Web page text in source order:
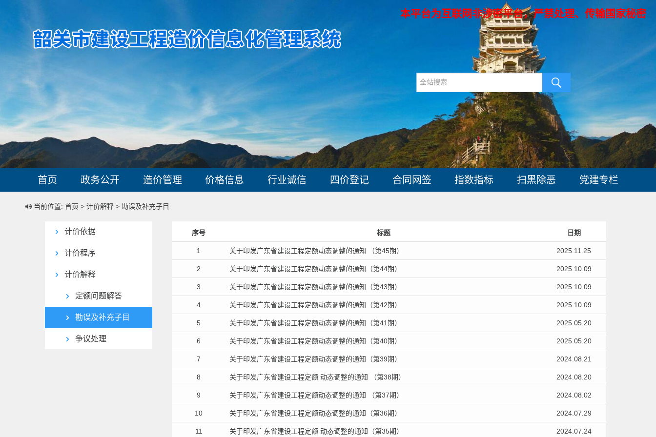
本平台为互联网非涉密平台，严禁处理、传输国家秘密
首页 政务公开 造价管理 价格信息 行业诚信 四价登记 合同网签 指数指标 扫黑除恶 党建专栏
当前位置: 首页 > 计价解释 > 勘误及补充子目
计价依据
计价程序
计价解释
定额问题解答
勘误及补充子目
争议处理
序号 标题 日期
1 关于印发广东省建设工程定额动态调整的通知 （第45期） 2025.11.25
2 关于印发广东省建设工程定额动态调整的通知（第44期） 2025.10.09
3 关于印发广东省建设工程定额动态调整的通知（第43期） 2025.10.09
4 关于印发广东省建设工程定额动态调整的通知（第42期） 2025.10.09
5 关于印发广东省建设工程定额动态调整的通知（第41期） 2025.05.20
6 关于印发广东省建设工程定额动态调整的通知（第40期） 2025.05.20
7 关于印发广东省建设工程定额动态调整的通知（第39期） 2024.08.21
8 关于印发广东省建设工程定额 动态调整的通知 （第38期） 2024.08.20
9 关于印发广东省建设工程定额动态调整的通知 （第37期） 2024.08.02
10 关于印发广东省建设工程定额动态调整的通知（第36期） 2024.07.29
11 关于印发广东省建设工程定额 动态调整的通知（第35期） 2024.07.24